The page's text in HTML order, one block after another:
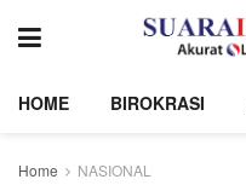
HOME BIROKRASI
Home NASIONAL